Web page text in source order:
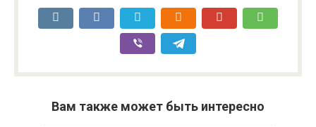
Вам также может быть интересно